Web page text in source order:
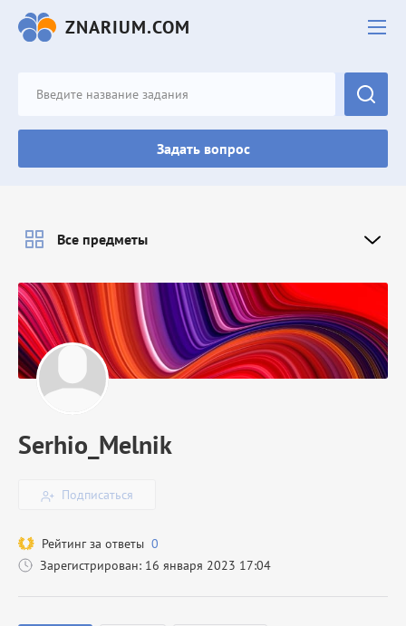
ZNARIUM.COM
Задать вопрос
Serhio_Melnik
Подписаться
Рейтинг за ответы 0
Зарегистрирован: 16 января 2023 17:04
Все предметы